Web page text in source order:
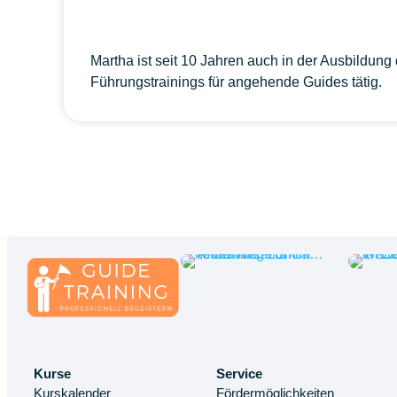
Martha ist seit 10 Jahren auch in der
Führungstrainings für angehende Guides tätig.
Kurse
Kurskalender
Service
Fördermöglichkeiten